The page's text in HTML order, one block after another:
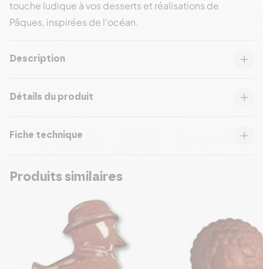
touche ludique à vos desserts et réalisations de
Pâques, inspirées de l’océan.
Description
Détails du produit
Fiche technique
Produits similaires